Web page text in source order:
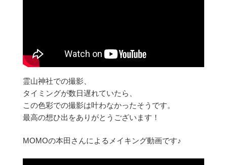
霊山神社での撮影、
タイミングが数日遅れていたら、
この色彩での撮影は叶わなかったそうです。
最高の想ひ出をありがとうございます！
MOMOの本田さんによるメイキング動画です♪